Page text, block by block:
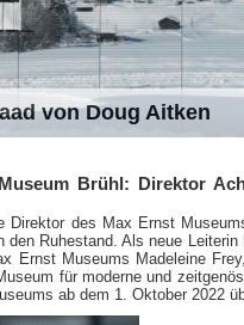
von Doug Aitken
Brühl: Direktor
Direktor des Max Ernst
den Ruhestand. Als neue
Ernst Museums Madeleine
für moderne und
ab dem 1. Oktober 2022